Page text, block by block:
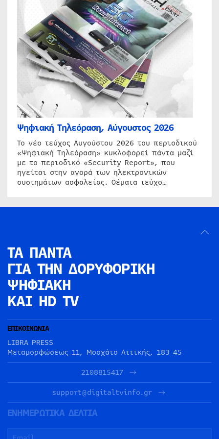
Ψηφιακή Τηλεόραση, Αύγουστος 2026
Το νέο τεύχος Αυγούστου 2026 του περιοδικού
«Ψηφιακή Τηλεόραση» κυκλοφορεί πάντα μαζί
με το περιοδικό «Security Report», που
ηγείται στην αγορά των ηλεκτρονικών
συστημάτων ασφαλείας. Θέματα τεύχο…
ΤΑ ΠΑΝΤΑ
ΓΙΑ ΤΗΝ ΔΟΡΥΦΟΡΙΚΗ
ΨΗΦΙΑΚΗ
ΚΑΙ HD TV
ΕΠΙΚΟΙΝΩΝΙΑ
LIBRA PRESS
Μεταμορφώσεως 11, Μοσχάτο Αττικής, 183 45
2108815417
support@digitaltvinfo.gr
ΕΝΗΜΕΡΩΤΙΚΑ ΔΕΛΤΙΑ